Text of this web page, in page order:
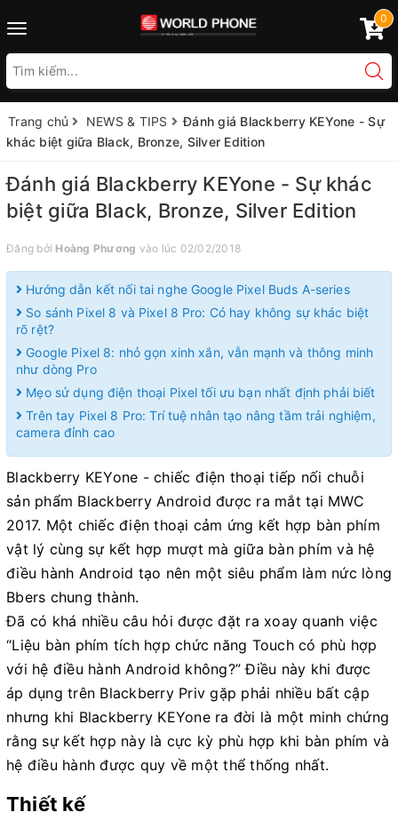
Toggle
0
Trang chủ NEWS & TIPS
Đánh giá Blackberry KEYone - Sự
khác biệt giữa Black, Bronze, Silver Edition
Đánh giá Blackberry KEYone - Sự khác
biệt giữa Black, Bronze, Silver Edition
Đăng bởi Hoàng Phương vào lúc 02/02/2018
Hướng dẫn kết nối tai nghe Google Pixel Buds A-series
So sánh Pixel 8 và Pixel 8 Pro: Có hay không sự khác biệt
rõ rệt?
Google Pixel 8: nhỏ gọn xinh xắn, vẫn mạnh và thông minh
như dòng Pro
Mẹo sử dụng điện thoại Pixel tối ưu bạn nhất định phải biết
Trên tay Pixel 8 Pro: Trí tuệ nhân tạo nâng tầm trải nghiệm,
camera đỉnh cao
Blackberry KEYone - chiếc điện thoại tiếp nối chuỗi
sản phẩm Blackberry Android được ra mắt tại MWC
2017. Một chiếc điện thoại cảm ứng kết hợp bàn phím
vật lý cùng sự kết hợp mượt mà giữa bàn phím và hệ
điều hành Android tạo nên một siêu phẩm làm nức lòng
Bbers chung thành.
Đã có khá nhiều câu hỏi được đặt ra xoay quanh việc
“Liệu bàn phím tích hợp chức năng Touch có phù hợp
với hệ điều hành Android không?” Điều này khi được
áp dụng trên Blackberry Priv gặp phải nhiều bất cập
nhưng khi Blackberry KEYone ra đời là một minh chứng
rằng sự kết hợp này là cực kỳ phù hợp khi bàn phím và
hệ điều hành được quy về một thể thống nhất.
Thiết kế